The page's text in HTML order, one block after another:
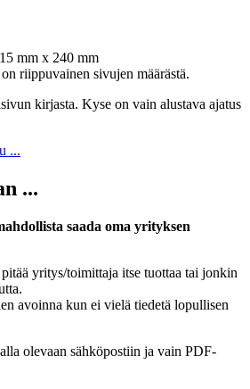
mm x 240 mm
riippuvainen sivujen määrästä.
kirjasta. Kyse on vain alustava ajatus
...
...
saada oma yrityksen
yritys/toimittaja itse tuottaa tai jonkin
avoinna kun ei vielä tiedetä lopullisen
olevaan sähköpostiin ja vain PDF-